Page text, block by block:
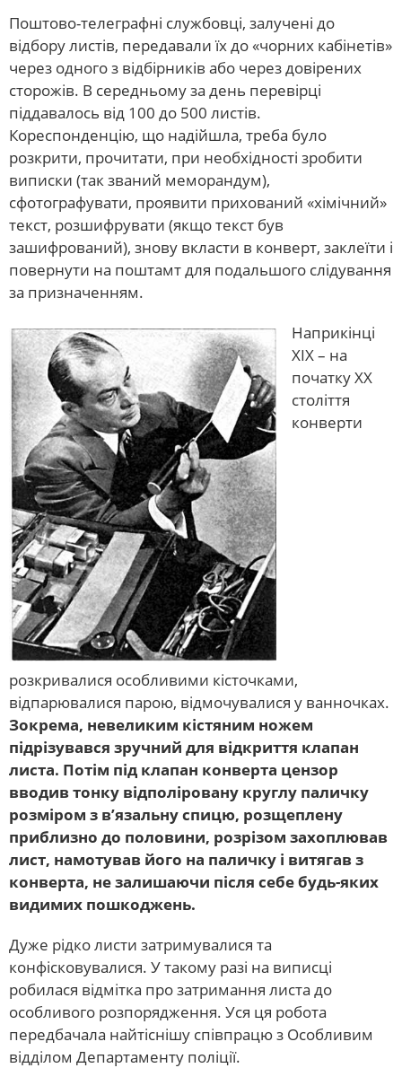
Поштово-телеграфні службовці, залучені до
відбору листів, передавали їх до «чорних кабінетів»
через одного з відбірників або через довірених
сторожів. В середньому за день перевірці
піддавалось від 100 до 500 листів.
Кореспонденцію, що надійшла, треба було
розкрити, прочитати, при необхідності зробити
виписки (так званий меморандум),
сфотографувати, проявити прихований «хімічний»
текст, розшифрувати (якщо текст був
зашифрований), знову вкласти в конверт, заклеїти і
повернути на поштамт для подальшого слідування
за призначенням.
Наприкінці
XIX – на
початку XX
століття
конверти
розкривалися особливими кісточками,
відпарювалися парою, відмочувалися у ванночках.
Зокрема, невеликим кістяним ножем
підрізувався зручний для відкриття клапан
листа. Потім під клапан конверта цензор
вводив тонку відполіровану круглу паличку
розміром з в’язальну спицю, розщеплену
приблизно до половини, розрізом захоплював
лист, намотував його на паличку і витягав з
конверта, не залишаючи після себе будь-яких
видимих ​​пошкоджень.
Дуже рідко листи затримувалися та
конфісковувалися. У такому разі на виписці
робилася відмітка про затримання листа до
особливого розпорядження. Уся ця робота
передбачала найтіснішу співпрацю з Особливим
відділом Департаменту поліції.